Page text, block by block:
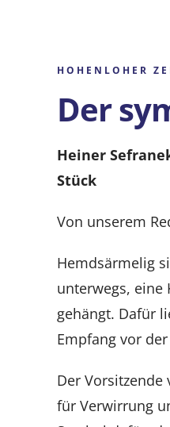
HOHENLOHER
Der
Heiner
Stück
Von unserem
Hemdsärmelig
unterwegs, eine
gehängt. Dafür
Empfang vor
Der Vorsitzende
für Verwirrung